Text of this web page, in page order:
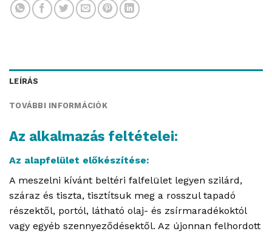
LEÍRÁS
TOVÁBBI INFORMÁCIÓK
Az alkalmazás feltételei:
Az alapfelület előkészítése:
A meszelni kívánt beltéri falfelület legyen szilárd,
száraz és tiszta, tisztítsuk meg a rosszul tapadó
részektől, portól, látható olaj- és zsírmaradékoktól
vagy egyéb szennyeződésektől. Az újonnan felhordott